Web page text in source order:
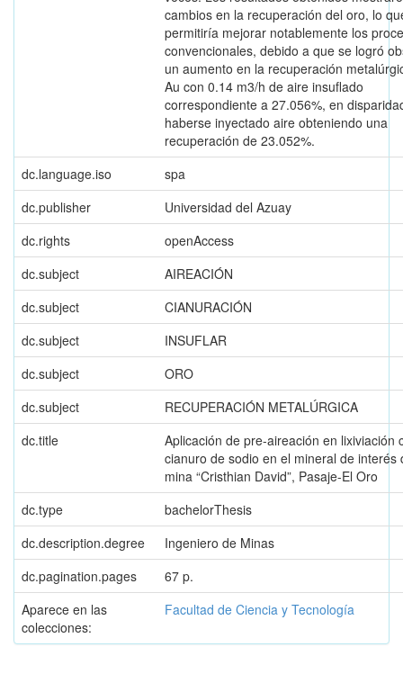
cambios en la recuperación del oro, lo
permitiría mejorar notablemente los
convencionales, debido a que se logró
un aumento en la recuperación
Au con 0.14 m3/h de aire insuflado
correspondiente a 27.056%, en
haberse inyectado aire obteniendo una
recuperación de 23.052%.
dc.language.iso
spa
dc.publisher
Universidad del Azuay
dc.rights
openAccess
dc.subject
AIREACIÓN
dc.subject
CIANURACIÓN
dc.subject
INSUFLAR
dc.subject
ORO
dc.subject
RECUPERACIÓN METALÚRGICA
dc.title
Aplicación de pre-aireación en lixiviación
cianuro de sodio en el mineral de interés
mina “Cristhian David”, Pasaje-El Oro
dc.type
bachelorThesis
dc.description.degree
Ingeniero de Minas
dc.pagination.pages
67 p.
Aparece en las
colecciones:
Facultad de Ciencia y Tecnología